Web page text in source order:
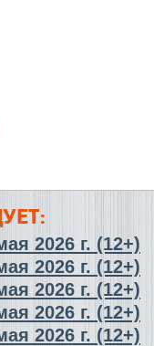
2026 г. (12+)
2026 г. (12+)
2026 г. (12+)
2026 г. (12+)
2026 г. (12+)